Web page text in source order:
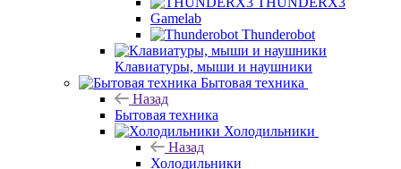
Gamelab
Thunderobot
Клавиатуры, мыши и наушники
Бытовая техника
Назад
Бытовая техника
Холодильники
Назад
Холодильники